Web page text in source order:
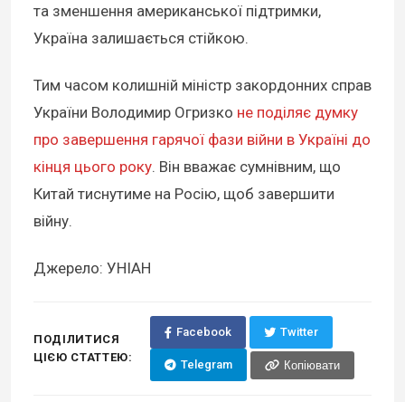
та зменшення американської підтримки,
Україна залишається стійкою.
Тим часом колишній міністр закордонних справ
України Володимир Огризко не поділяє думку
про завершення гарячої фази війни в Україні до
кінця цього року. Він вважає сумнівним, що
Китай тиснутиме на Росію, щоб завершити
війну.
Джерело: УНІАН
ПОДІЛИТИСЯ
ЦІЄЮ СТАТТЕЮ:
Facebook Twitter
Telegram Копіювати